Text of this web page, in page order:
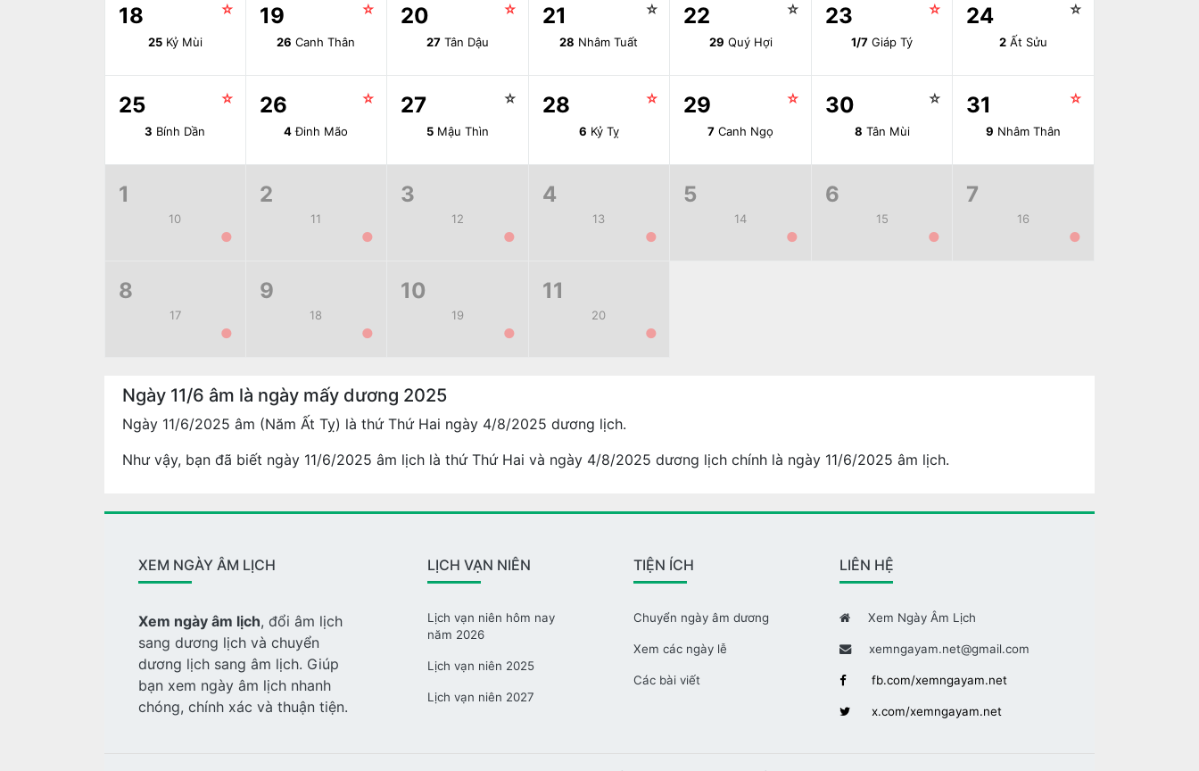
18 ☆
25Kỷ Mùi
19 ☆
26 Canh Thân
20 ☆
27Tân Dậu
21 ☆
28 Nhâm Tuất
22 ☆
29 Quý Hợi
23 ☆
1/7 Giáp Tý
24 ☆
2 Ất Sửu
25 ☆
3 Bính Dần
26 ☆
4Đinh Mão
27 ☆
5Mậu Thìn
28 ☆
6 Kỷ Tỵ
29 ☆
7 Canh Ngọ
30 ☆
8 Tân Mùi
31 ☆
9 Nhâm Thân
1
10
●
2
11
●
3
12
●
4
13
●
5
14
●
6
15
●
7
16
●
8
17
●
9
18
●
10
19
●
11
20
●
Ngày 11/6 âm là ngày mấy dương 2025
Ngày 11/6/2025 âm (Năm Ất Tỵ) là thứ Thứ Hai ngày 4/8/2025 dương lịch.
Như vậy, bạn đã biết ngày 11/6/2025 âm lịch là thứ Thứ Hai và ngày 4/8/2025 dương lịch chính là ngày 11/6/2025 âm lịch.
XEM NGÀY ÂM LỊCH
Xem ngày âm lịch, đổi âm lịch
sang dương lịch và chuyển
dương lịch sang âm lịch. Giúp
bạn xem ngày âm lịch nhanh
chóng, chính xác và thuận tiện.
LỊCH VẠN NIÊN
Lịch vạn niên hôm nay
năm 2026
Lịch vạn niên 2025
Lịch vạn niên 2027
TIỆN ÍCH
Chuyển ngày âm dương
Xem các ngày lễ
Các bài viết
LIÊN HỆ
Xem Ngày Âm Lịch
xemngayam.net@gmail.com
fb.com/xemngayam.net
x.com/xemngayam.net